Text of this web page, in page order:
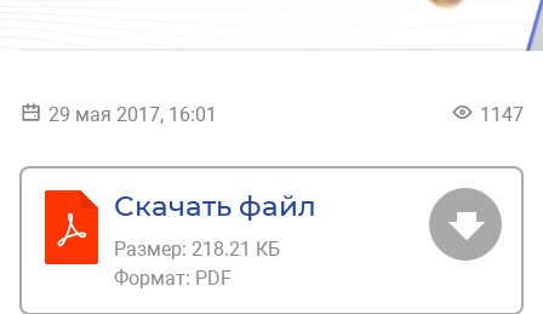
29 мая 2017, 16:01 1147
Скачать файл
Размер: 218.21 КБ
Формат: PDF